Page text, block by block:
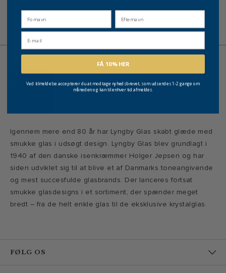
Igennem mere end 80 år har Lyngby Glas skabt glæde med
smukke glas i udsøgt design. Lyngby Glas blev grundlagt i
1940 af den danske isenkræmmer Holger Jepsen og har
siden udviklet sig til at blive et af Danmarks toneangivende
og mest succesfulde glasbrands. Der lanceres fortsat
smukke glasdesigns i et sortiment, der spænder meget
bredt – fra de helt enkle glas til de eksklusive krystalglas.
FØLG OS
FÅ 10% HER
Ved tilmeldelse accepterer du at modtage nyhedsbrevet, som udsendes 1-2 gange om
måneden og kan til enhver tid afmeldes.